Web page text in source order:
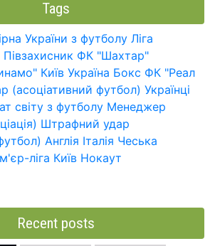
Tags
України з футболу Ліга
Півзахисник ФК "Шахтар"
Київ Україна Бокс ФК "Реал
(асоціативний футбол) Українці
світу з футболу Менеджер
Штрафний удар
Англія Італія Чеська
ліга Київ Нокаут
Recent posts